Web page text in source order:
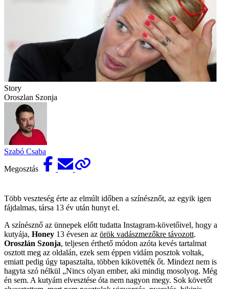
Story
Oroszlan Szonja
Szabó Csaba
Megosztás
Több veszteség érte az elmúlt időben a színésznőt, az egyik igen
fájdalmas, társa 13 év után hunyt el.
A színésznő az ünnepek előtt tudatta Instagram-követőivel, hogy a
kutyája, Honey 13 évesen az örök vadászmezőkre távozott.
Oroszlán Szonja, teljesen érthető módon azóta kevés tartalmat
osztott meg az oldalán, ezek sem éppen vidám posztok voltak,
emiatt pedig úgy tapasztalta, többen kikövették őt. Mindezt nem is
hagyta szó nélkül „Nincs olyan ember, aki mindig mosolyog. Még
én sem. A kutyám elvesztése óta nem nagyon megy. Sok követőt